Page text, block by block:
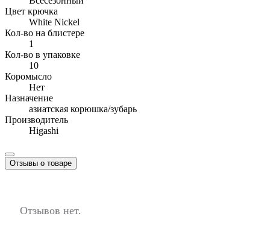
Цвет крючка
White Nickel
Кол-во на блистере
1
Кол-во в упаковке
10
Коромысло
Нет
Назначение
азиатская корюшка/зубарь
Производитель
Higashi
Отзывы о товаре
Отзывов нет.